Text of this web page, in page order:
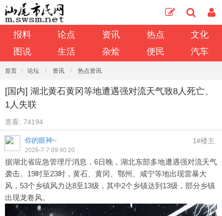
报料 论点 资讯 热点
文化
图说
生活 杂烩 便民 汽车
首页 › 论坛 › 资讯 › 热点资讯
[国内] 湖北黄石黄冈等地遭遇强对流天气致8人死亡、
1人失联
查看: 74194
你的眼神~
2026-7-7 09:40:20
1#楼主
据湖北省应急管理厅消息，6日晚，湖北东部多地遭遇强对流天气
袭击。19时至23时，黄石、黄冈、鄂州、咸宁等地出现雷暴大
风，53个乡镇风力达8至13级，其中2个乡镇达到13级，部分乡镇
出现龙卷风。